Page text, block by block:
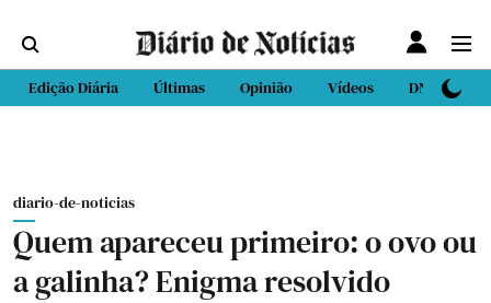
Edição Diária Últimas Opinião Vídeos DN Sport
diario-de-noticias
Quem apareceu primeiro: o ovo ou
a galinha? Enigma resolvido